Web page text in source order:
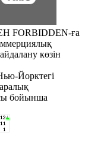
FORBIDDEN-ға
көзін
Йорктегі
бойынша